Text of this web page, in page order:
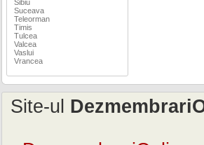
Sibiu
Suceava
Teleorman
Timis
Tulcea
Valcea
Vaslui
Vrancea
Site-ul